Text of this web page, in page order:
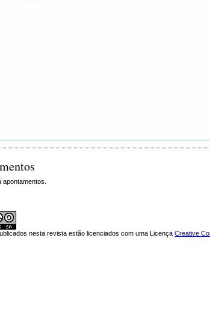
apontamentos.
nesta revista estão licenciados com uma LicençaCreative